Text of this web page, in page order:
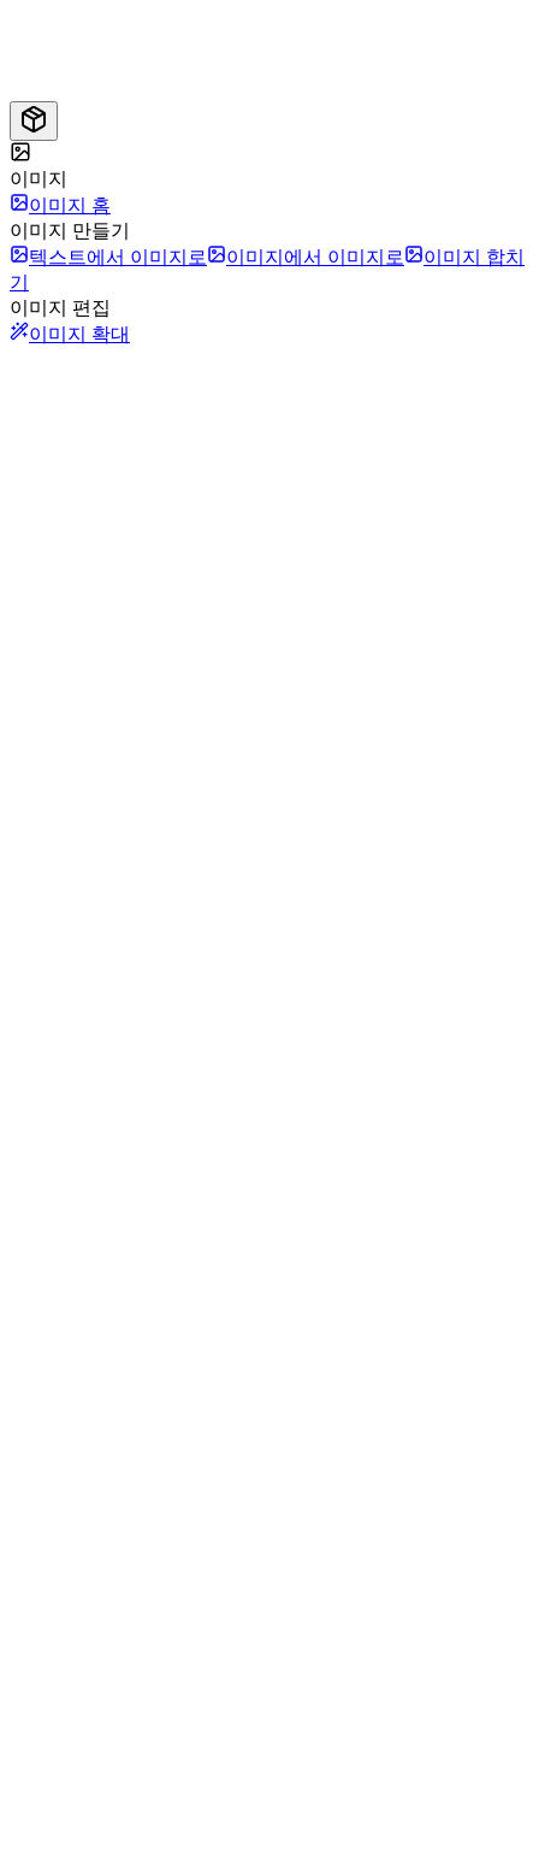
이미지
이미지 홈
이미지 만들기
텍스트에서 이미지로
이미지에서 이미지로
이미지 합치
기
이미지 편집
이미지 확대